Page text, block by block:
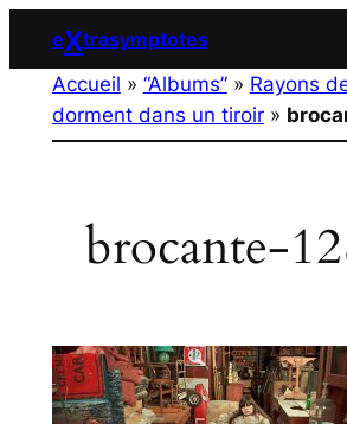
contenu
eXtrasymptotes
Accueil » “Albums”» Rayons
dorment dans un tiroir»
brocante-